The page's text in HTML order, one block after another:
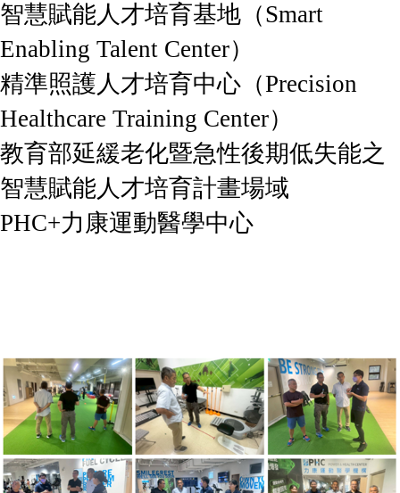
智慧賦能人才培育基地（Smart
Enabling Talent Center）
精準照護人才培育中心（Precision
Healthcare Training Center）
教育部延緩老化暨急性後期低失能之
智慧賦能人才培育計畫場域
PHC+力康運動醫學中心